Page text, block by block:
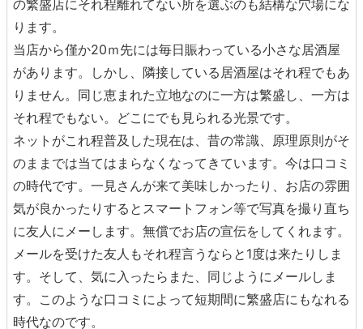
の繁盛店にそれ程離れてない所を選ぶのも結構な穴場にな
ります。
当店から僅か20ｍ先には毎日賑わっている小さな居酒屋
があります。しかし、隣接している居酒屋はそれ程でもあ
りません。同じ恵まれた立地なのに一方は繁盛し、一方は
それ程でもない。どこにでも見られる光景です。
ネットがこれ程普及した現在は、昔の常識、原理原則がそ
のままでは当てはまらなくなってきています。今は口コミ
の時代です。一見さんが来て美味しかったり、お店の雰囲
気が良かったりするとスマートフォン等で写真を撮り直ち
に友人にメーします。無償でお店の宣伝をしてくれます。
メールを受けた友人もそれ程言うならと1度は来たりしま
す。そして、気に入ったらまた、同じようにメールしま
す。このような口コミによって短期間に繁盛店にもなれる
時代なのです。